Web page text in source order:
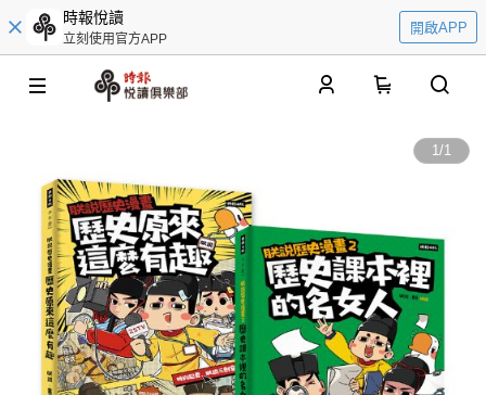
時報悅讀
立刻使用官方APP
開啟APP
1/1